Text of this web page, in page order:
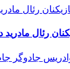
مادرید در فصل